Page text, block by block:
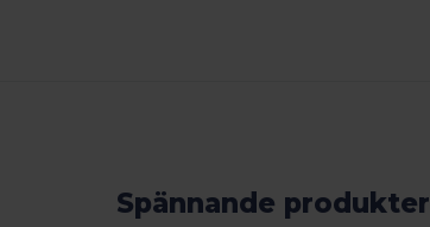
Spännande produkter